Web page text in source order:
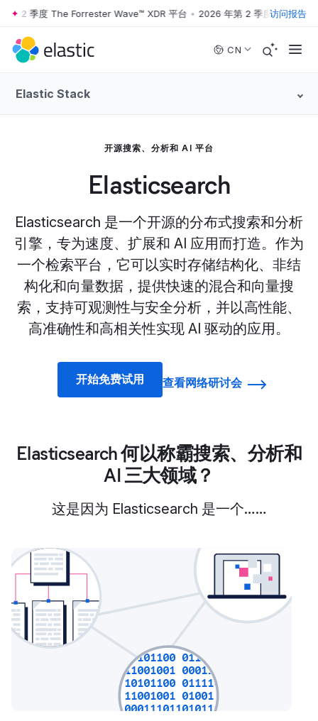
Skip to main content
度 The Forrester Wave™ XDR 平台 • 2026 年第 2 季度 The Forrester
访问报告
CN
Elastic Stack
开源搜索、分析和 AI 平台
Elasticsearch
Elasticsearch 是一个开源的分布式搜索和分析
引擎，专为速度、扩展和 AI 应用而打造。作为
一个检索平台，它可以实时存储结构化、非结
构化和向量数据，提供快速的混合和向量搜
索，支持可观测性与安全分析，并以高性能、
高准确性和高相关性实现 AI 驱动的应用。
开始免费试用 查看网络研讨会
Elasticsearch 何以称霸搜索、分析和
AI 三大领域？
这是因为 Elasticsearch 是一个……